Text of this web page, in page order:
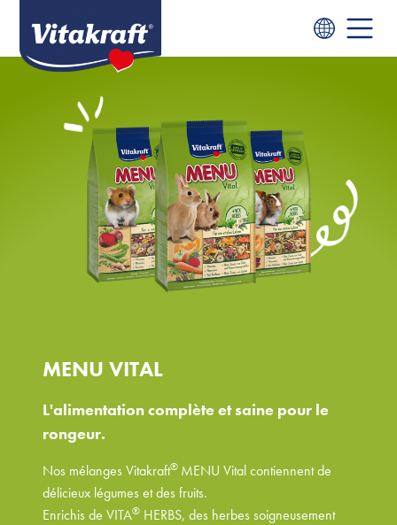
MENU VITAL
L'alimentation complète et saine pour le
rongeur.
Nos mélanges Vitakraft® MENU Vital contiennent de
délicieux légumes et des fruits.
Enrichis de VITA® HERBS, des herbes soigneusement